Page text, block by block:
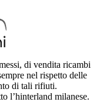
di vendita ricambi
nel rispetto delle
di tali rifiuti.
l’hinterland milanese.